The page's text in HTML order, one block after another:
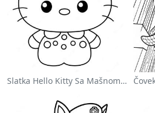
Slatka Hello Kitty Sa Mašnom - Bojanka